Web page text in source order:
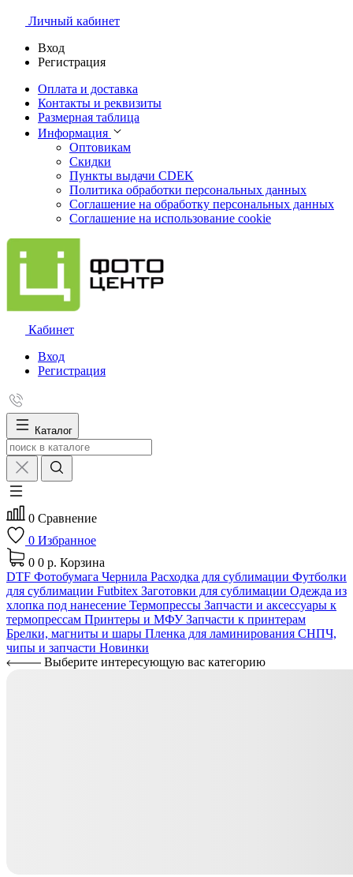
Личный кабинет
Вход
Регистрация
Оплата и доставка
Контакты и реквизиты
Размерная таблица
Информация
Оптовикам
Скидки
Пункты выдачи CDEK
Политика обработки персональных данных
Соглашение на обработку персональных данных
Соглашение на использование cookie
Кабинет
Вход
Регистрация
Каталог
0 Сравнение
0 Избранное
0 0 р. Корзина
DTF Фотобумага Чернила Расходка для сублимации Футболки
для сублимации Futbitex Заготовки для сублимации Одежда из
хлопка под нанесение Термопрессы Запчасти и аксессуары к
термопрессам Принтеры и МФУЗапчасти к принтерам
Брелки, магниты и шары Пленка для ламинирования СНПЧ,
чипы и запчасти Новинки
Выберите интересующую вас категорию